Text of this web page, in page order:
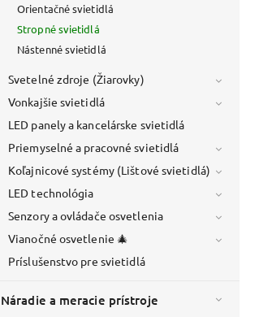
Orientačné svietidlá
Stropné svietidlá
Nástenné svietidlá
Svetelné zdroje (Žiarovky)
Vonkajšie svietidlá
LED panely a kancelárske svietidlá
Priemyselné a pracovné svietidlá
Koľajnicové systémy (Lištové svietidlá)
LED technológia
Senzory a ovládače osvetlenia
Vianočné osvetlenie 🎄
Príslušenstvo pre svietidlá
Náradie a meracie prístroje